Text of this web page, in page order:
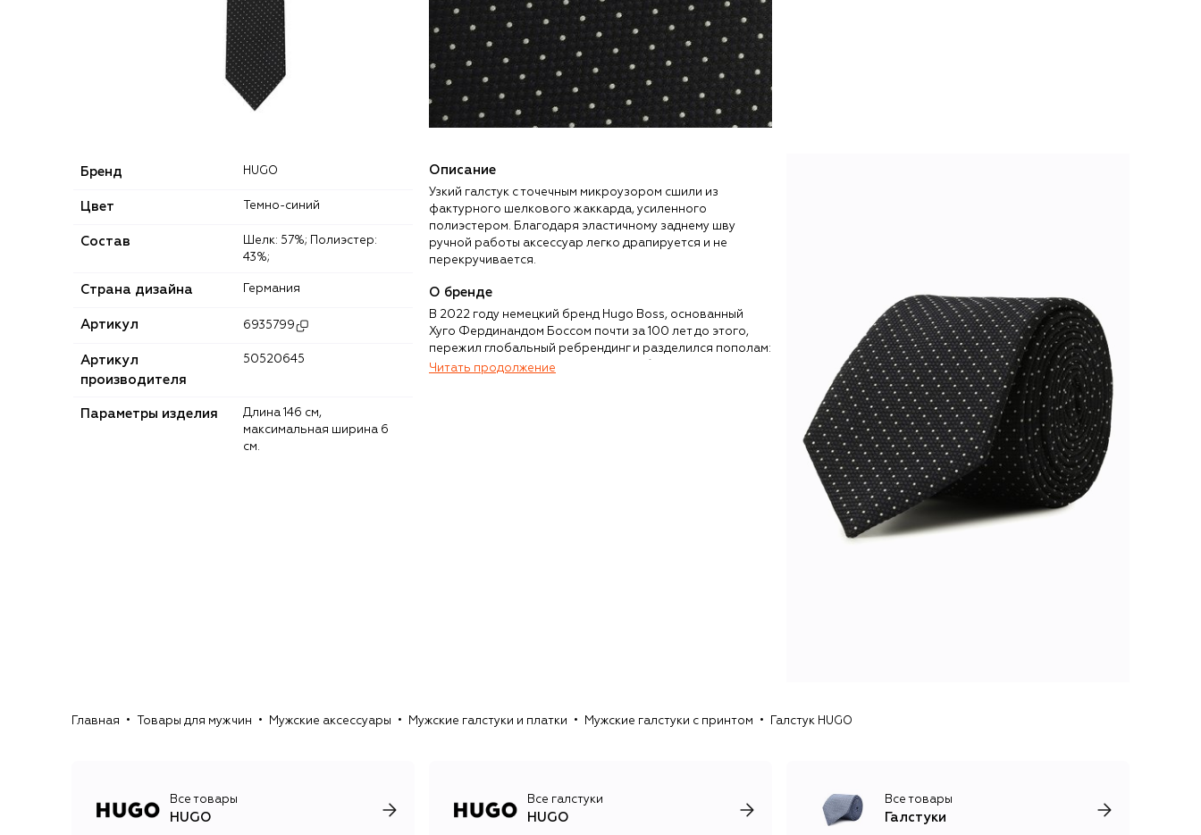
Бренд HUGO
Цвет Темно-синий
Состав
Шелк: 57%; Полиэстер:
43%;
Страна дизайна Германия
Артикул 6935799
Артикул
производителя
50520645
Параметры изделия
Длина 146 см,
максимальная ширина 6
см.
Описание
Узкий галстук с точечным микроузором сшили из
фактурного шелкового жаккарда, усиленного
полиэстером. Благодаря эластичному заднему шву
ручной работы аксессуар легко драпируется и не
перекручивается.
О бренде
В 2022 году немецкий бренд Hugo Boss, основанный
Хуго Фердинандом Боссом почти за 100 лет до этого,
пережил глобальный ребрендинг и разделился пополам:
все костюмы и сдержанный гардероб в стиле smart
коллекции со стритвир-брендами и NFT-проектами.
Читать продолжение
Главная Товары для мужчин Мужские аксессуары Мужские галстуки и платки Мужские галстуки с принтом Галстук HUGO
Все товары
HUGO
Все галстуки
HUGO
Все товары
Галстуки